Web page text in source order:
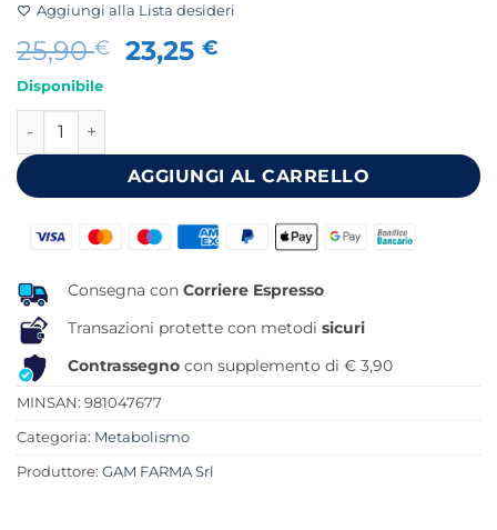
Aggiungi alla Lista desideri
25,90€
Il
25,90 €.
23,25€
23,25 €.
Disponibile
BAIKAL 15 BUSTINE OROSOLUBILI quantità
AGGIUNGI AL CARRELLO
Consegna con Corriere Espresso
Transazioni protette con metodi sicuri
Contrassegno con supplemento di € 3,90
MINSAN: 981047677
Categoria: Metabolismo
Produttore: GAM FARMA Srl